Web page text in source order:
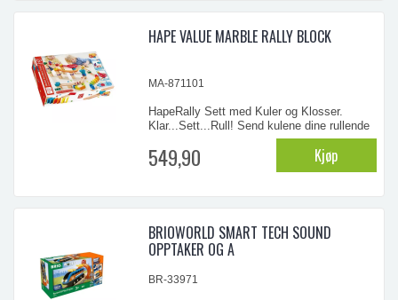
HAPE VALUE MARBLE RALLY BLOCK
MA-871101
HapeRally Sett med Kuler og Klosser.
Klar...Sett...Rull! Send kulene dine rullende
nedover dette racingsettet som har klosser,
baner, klinkekuler og alt du trenger for å
lage denne morsomme banen. Denne
549,90 Kjøp
BRIOWORLD SMART TECH SOUND
OPPTAKER OG A
BR-33971